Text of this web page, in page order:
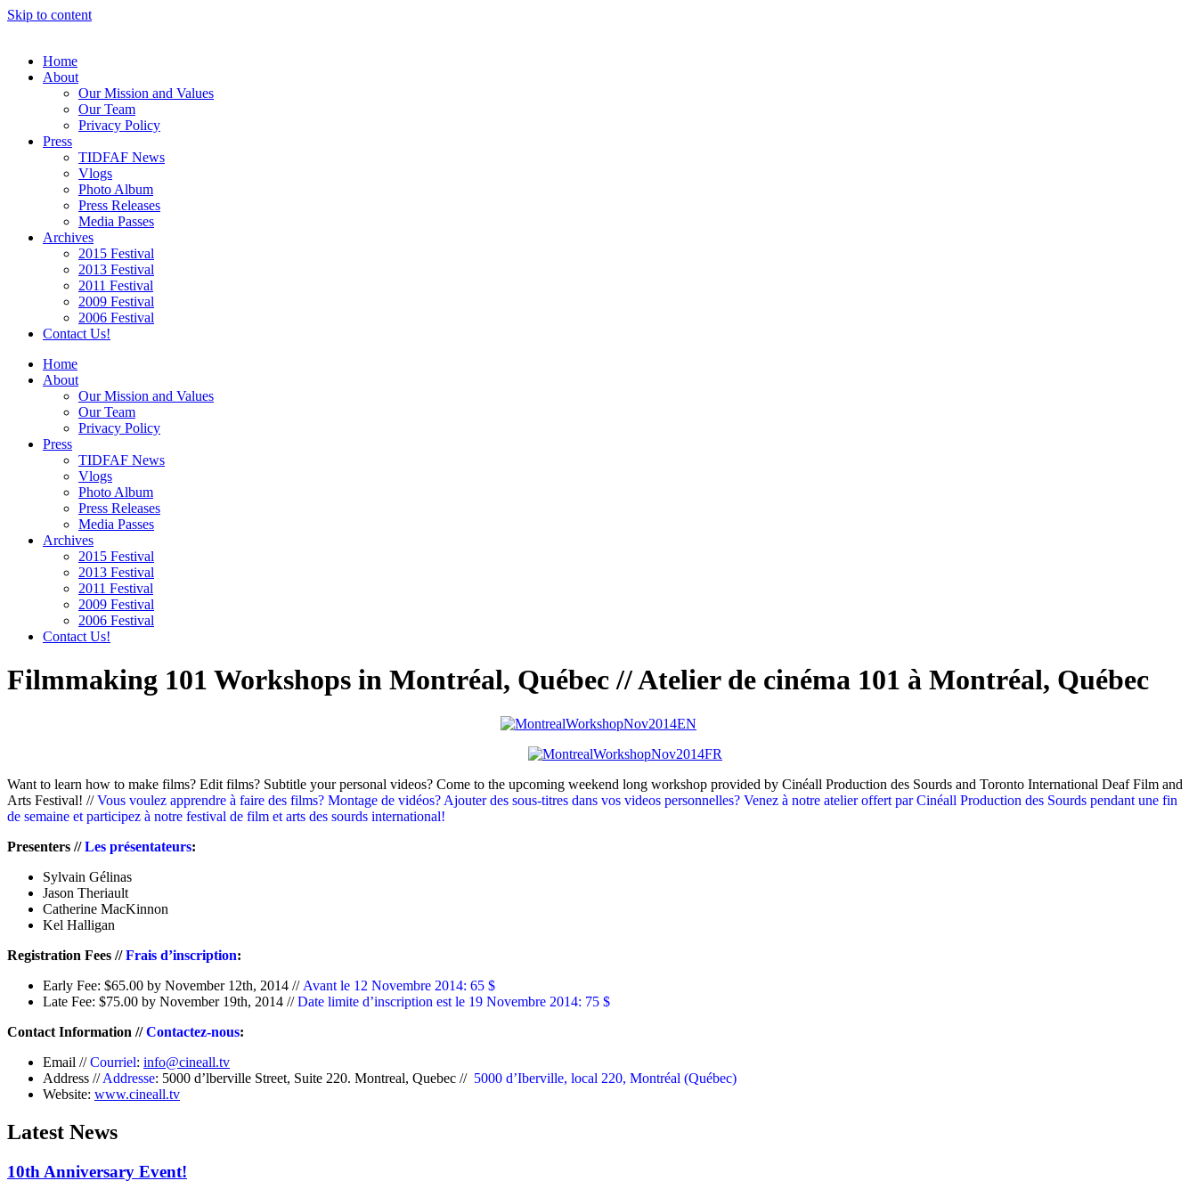
Skip to content
Home
About
Our Mission and Values
Our Team
Privacy Policy
Press
TIDFAF News
Vlogs
Photo Album
Press Releases
Media Passes
Archives
2015 Festival
2013 Festival
2011 Festival
2009 Festival
2006 Festival
Contact Us!
Home
About
Our Mission and Values
Our Team
Privacy Policy
Press
TIDFAF News
Vlogs
Photo Album
Press Releases
Media Passes
Archives
2015 Festival
2013 Festival
2011 Festival
2009 Festival
2006 Festival
Contact Us!
Filmmaking 101 Workshops in Montréal, Québec // Atelier de cinéma 101 à Montréal, Québec
Want to learn how to make films? Edit films? Subtitle your personal videos? Come to the upcoming weekend long workshop provided by Cinéall Production des Sourds and Toronto International Deaf Film and
Arts Festival! //Vous voulez apprendre à faire des films? Montage de vidéos? Ajouter des sous-titres dans vos videos personnelles? Venez à notre atelier offert par Cinéall Production des Sourds pendant une fin
de semaine et participez à notre festival de film et arts des sourds international!
Presenters //Les présentateurs:
Sylvain Gélinas
Jason Theriault
Catherine MacKinnon
Kel Halligan
Registration Fees //Frais d’inscription:
Early Fee: $65.00 by November 12th, 2014 // Avant le 12 Novembre 2014: 65 $
Late Fee: $75.00 by November 19th, 2014 //Date limite d’inscription est le 19 Novembre 2014: 75 $
Contact Information //Contactez-nous:
Email //Courriel: info@cineall.tv
Address //Addresse: 5000 d’lberville Street, Suite 220. Montreal, Quebec // 5000 d’Iberville, local 220, Montréal (Québec)
Website: www.cineall.tv
Latest News
10th Anniversary Event!